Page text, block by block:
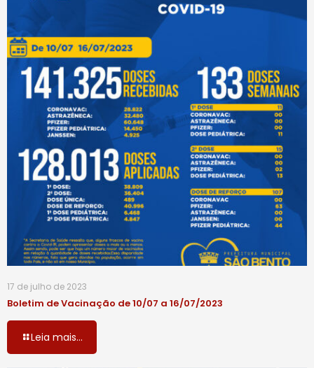
17 de julho de 2023
Boletim de Vacinação de 10/07 a 16/07/2023
Leia mais...